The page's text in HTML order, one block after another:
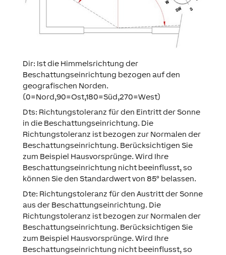
Dir: Ist die Himmelsrichtung der
Beschattungseinrichtung bezogen auf den
geografischen Norden.
(0=Nord,90=Ost,180=Süd,270=West)
Dts: Richtungstoleranz für den Eintritt der Sonne
in die Beschattungseinrichtung. Die
Richtungstoleranz ist bezogen zur Normalen der
Beschattungseinrichtung. Berücksichtigen Sie
zum Beispiel Hausvorsprünge. Wird Ihre
Beschattungseinrichtung nicht beeinflusst, so
können Sie den Standardwert von 85° belassen.
Dte: Richtungstoleranz für den Austritt der Sonne
aus der Beschattungseinrichtung. Die
Richtungstoleranz ist bezogen zur Normalen der
Beschattungseinrichtung. Berücksichtigen Sie
zum Beispiel Hausvorsprünge. Wird Ihre
Beschattungseinrichtung nicht beeinflusst, so